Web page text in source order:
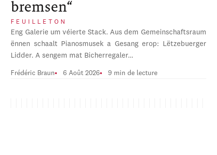
bremsen“
FEUILLETON
Eng Galerie um véierte Stack. Aus dem Gemeinschaftsraum
ënnen schaalt Pianosmusek a Gesang erop: Lëtzebuerger
Lidder. A sengem mat Bicherregaler…
Frédéric Braun 6 Août 2026 9 min de lecture